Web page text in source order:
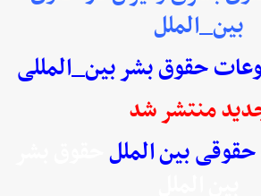
بین_الملل
حقوق بشر بین_المللی
منتشر شد
بین الملل